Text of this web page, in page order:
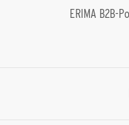
ERIMA B2B-